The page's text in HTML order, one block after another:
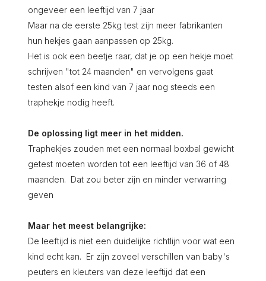
ongeveer een leeftijd van 7 jaar
Maar na de eerste 25kg test zijn meer fabrikanten
hun hekjes gaan aanpassen op 25kg.
Het is ook een beetje raar, dat je op een hekje moet
schrijven "tot 24 maanden" en vervolgens gaat
testen alsof een kind van 7 jaar nog steeds een
traphekje nodig heeft.
De oplossing ligt meer in het midden.
Traphekjes zouden met een normaal boxbal gewicht
getest moeten worden tot een leeftijd van 36 of 48
maanden. Dat zou beter zijn en minder verwarring
geven
Maar het meest belangrijke:
De leeftijd is niet een duidelijke richtlijn voor wat een
kind echt kan. Er zijn zoveel verschillen van baby's
peuters en kleuters van deze leeftijd dat een